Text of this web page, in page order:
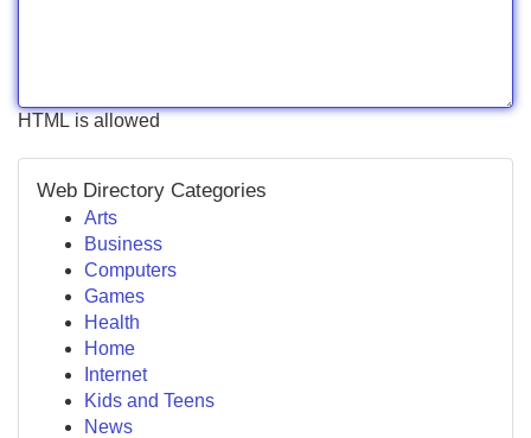
HTML is allowed
Web Directory Categories
Arts
Business
Computers
Games
Health
Home
Internet
Kids and Teens
News